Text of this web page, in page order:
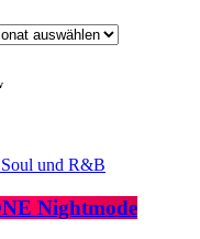
und R&B
Nightmode